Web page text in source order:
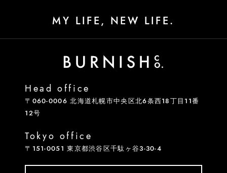
MY LIFE, NEW LIFE.
Head office
〒060-0006 北海道札幌市中央区北6条西18丁目11番
12号
Tokyo office
〒151-0051 東京都渋谷区千駄ヶ谷3-30-4